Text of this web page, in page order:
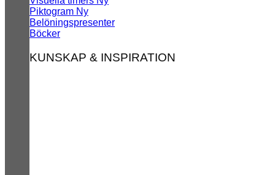
Piktogram
Belöningspresenter
Böcker
KUNSKAP & INSPIRATION